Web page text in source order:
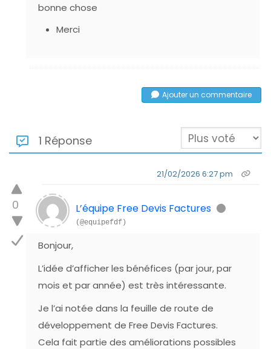
bonne chose
Merci
Ajouter un commentaire
1 Réponse
0
21/02/2026 6:27 pm
L’équipe Free Devis Factures
(@equipefdf)
Bonjour,
L’idée d’afficher les bénéfices (par jour, par
mois et par année) est très intéressante.
Je l’ai notée dans la feuille de route de
développement de Free Devis Factures.
Cela fait partie des améliorations possibles